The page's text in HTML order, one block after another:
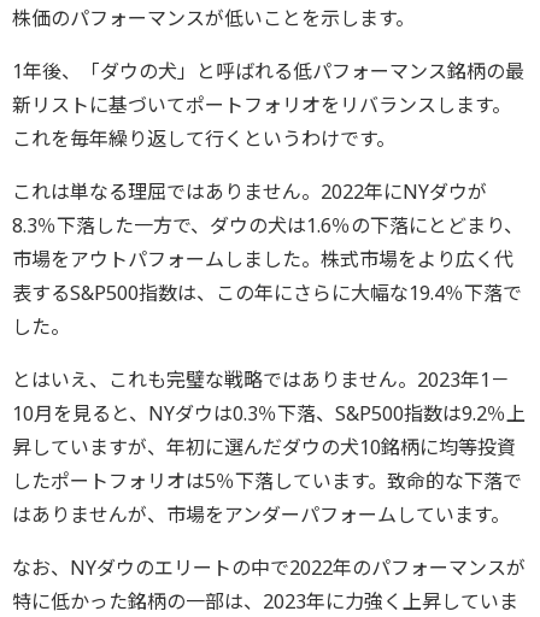
株価のパフォーマンスが低いことを示します。
1年後、「ダウの犬」と呼ばれる低パフォーマンス銘柄の最
新リストに基づいてポートフォリオをリバランスします。
これを毎年繰り返して行くというわけです。
これは単なる理屈ではありません。2022年にNYダウが
8.3％下落した一方で、ダウの犬は1.6％の下落にとどまり、
市場をアウトパフォームしました。株式市場をより広く代
表するS&P500指数は、この年にさらに大幅な19.4％下落で
した。
とはいえ、これも完璧な戦略ではありません。2023年1－
10月を見ると、NYダウは0.3％下落、S&P500指数は9.2％上
昇していますが、年初に選んだダウの犬10銘柄に均等投資
したポートフォリオは5％下落しています。致命的な下落で
はありませんが、市場をアンダーパフォームしています。
なお、NYダウのエリートの中で2022年のパフォーマンスが
特に低かった銘柄の一部は、2023年に力強く上昇していま